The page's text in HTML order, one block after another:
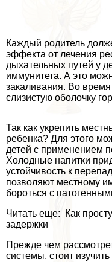
Каждый родитель
эффекта от лечения
дыхательных путей у
иммунитета. А это
закаливания. Во
слизистую оболочку
Так как укрепить
ребенка? Для этого
детей с применением
Холодные напитки
устойчивость к
позволяют местному
бороться с
Читать еще: Как
задержки
Прежде чем
системы, стоит